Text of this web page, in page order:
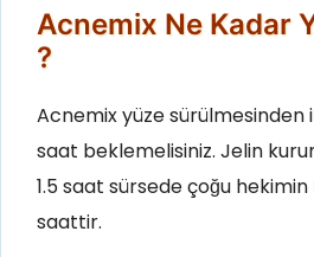
Acnemix Ne Kadar
?
Acnemix yüze
saat beklemelisiniz. Jelin
1.5 saat sürsede çoğu
saattir.